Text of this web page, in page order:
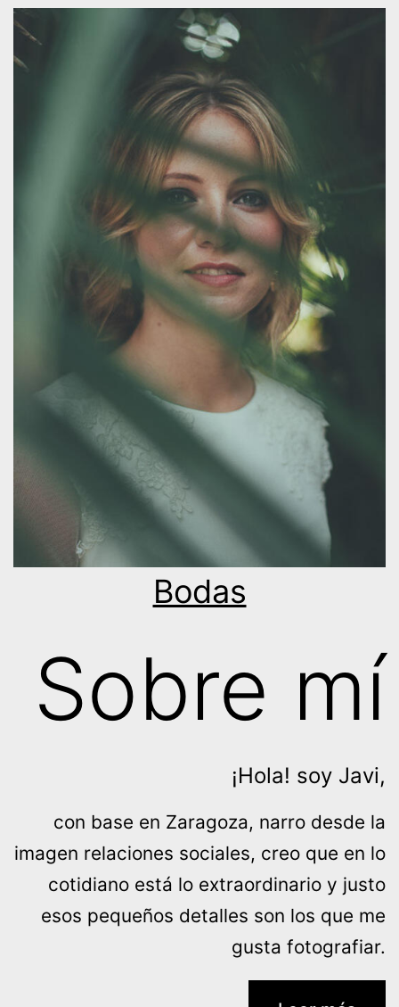
Bodas
Sobre mí
¡Hola! soy Javi,
con base en Zaragoza, narro desde la
imagen relaciones sociales, creo que en lo
cotidiano está lo extraordinario y justo
esos pequeños detalles son los que me
gusta fotografiar.